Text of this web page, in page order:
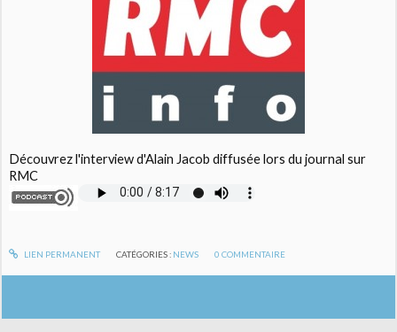
Découvrez l'interview d'Alain Jacob diffusée lors du journal sur
RMC
LIEN PERMANENT CATÉGORIES : NEWS 0 COMMENTAIRE